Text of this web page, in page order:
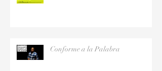
Conforme a la Palabra